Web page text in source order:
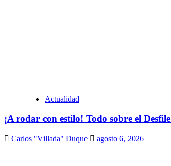
Actualidad
¡A rodar con estilo! Todo sobre el
Carlos "Villada" Duque agosto 6, 2026